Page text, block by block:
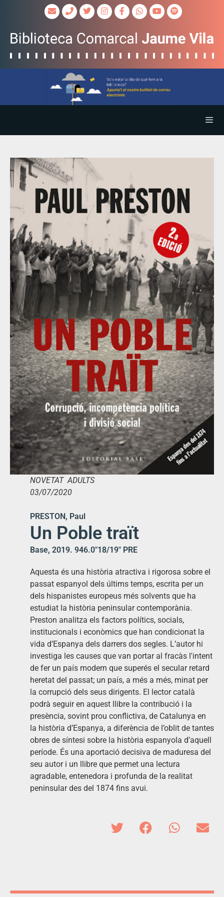
NOVETAT ADULTS
03/07/2020
PRESTON, Paul
Un Poble traït
Base, 2019. 946.0″18/19″ PRE
Aquesta és una història atractiva i rigorosa sobre el
passat espanyol dels últims temps, escrita per un
dels hispanistes europeus més solvents que ha
estudiat la història peninsular contemporània.
Preston analitza els factors polítics, socials,
institucionals i econòmics que han condicionat la
vida d’Espanya dels darrers dos segles. L’autor hi
investiga les causes que van portar al fracàs l'intent
de fer un país modern que superés el secular retard
heretat del passat; un país, a més a més, minat per
la corrupció dels seus dirigents. El lector català
podrà seguir en aquest llibre la contribució i la
presència, sovint prou conflictiva, de Catalunya en
la història d’Espanya, a diferència de l’oblit de tantes
obres de síntesi sobre la història espanyola d’aquell
període. És una aportació decisiva de maduresa del
seu autor i un llibre que permet una lectura
agradable, entenedora i profunda de la realitat
peninsular des del 1874 fins avui.